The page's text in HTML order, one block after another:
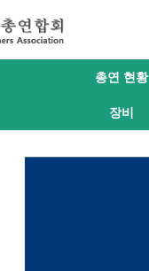
총연 현황
장비